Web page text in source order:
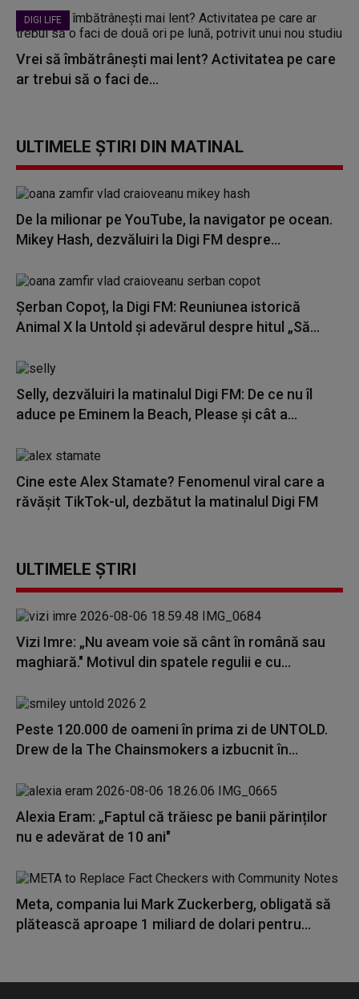
DIGI LIFE
Vrei să îmbătrânești mai lent? Activitatea pe care
ar trebui să o faci de...
ULTIMELE ȘTIRI DIN MATINAL
De la milionar pe YouTube, la navigator pe ocean.
Mikey Hash, dezvăluiri la Digi FM despre...
Șerban Copoț, la Digi FM: Reuniunea istorică
Animal X la Untold și adevărul despre hitul „Să...
Selly, dezvăluiri la matinalul Digi FM: De ce nu îl
aduce pe Eminem la Beach, Please și cât a...
Cine este Alex Stamate? Fenomenul viral care a
răvășit TikTok-ul, dezbătut la matinalul Digi FM
ULTIMELE ȘTIRI
Vizi Imre: „Nu aveam voie să cânt în română sau
maghiară." Motivul din spatele regulii e cu...
Peste 120.000 de oameni în prima zi de UNTOLD.
Drew de la The Chainsmokers a izbucnit în...
Alexia Eram: „Faptul că trăiesc pe banii părinților
nu e adevărat de 10 ani"
Meta, compania lui Mark Zuckerberg, obligată să
plătească aproape 1 miliard de dolari pentru...